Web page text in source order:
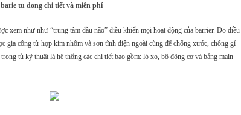
barie tu dong chi tiết và miễn phí
xem như như “trung tâm đầu não” điều khiển mọi hoạt động của barrier. Do điều
gia công từ hợp kim nhôm và sơn tĩnh điện ngoài cùng để chống xước, chống gỉ
tủ kỹ thuật là hệ thống các chi tiết bao gồm: lò xo, bộ động cơ và bảng main